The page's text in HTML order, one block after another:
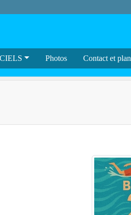
Photos Contact et plan